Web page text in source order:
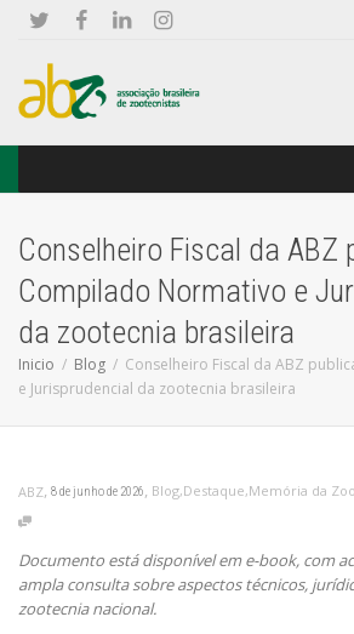
Conselheiro Fiscal da ABZ
Compilado Normativo e
da zootecnia brasileira
Inicio Blog
Conselheiro Fiscal da ABZ
e Jurisprudencial da zootecnia brasileira
ABZ, 8 de junho de 2026, Blog,Destaque,Memória da
Documento está disponível em e-book, com
ampla consulta sobre aspectos técnicos,
zootecnia nacional.